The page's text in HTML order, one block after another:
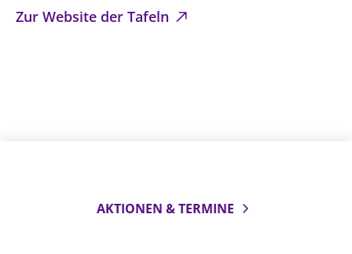
Zur Website der Tafeln
AKTIONEN & TERMINE